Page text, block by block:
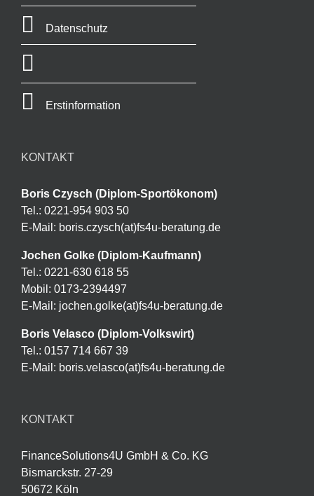
Datenschutz
Erstinformation
KONTAKT
Boris Czysch (Diplom-Sportökonom)
Tel.: 0221-954 903 50
E-Mail: boris.czysch(at)fs4u-beratung.de
Jochen Golke (Diplom-Kaufmann)
Tel.: 0221-630 618 55
Mobil: 0173-2394497
E-Mail: jochen.golke(at)fs4u-beratung.de
Boris Velasco (Diplom-Volkswirt)
Tel.: 0157 714 667 39
E-Mail: boris.velasco(at)fs4u-beratung.de
KONTAKT
FinanceSolutions4U GmbH & Co. KG
Bismarckstr. 27-29
50672 Köln